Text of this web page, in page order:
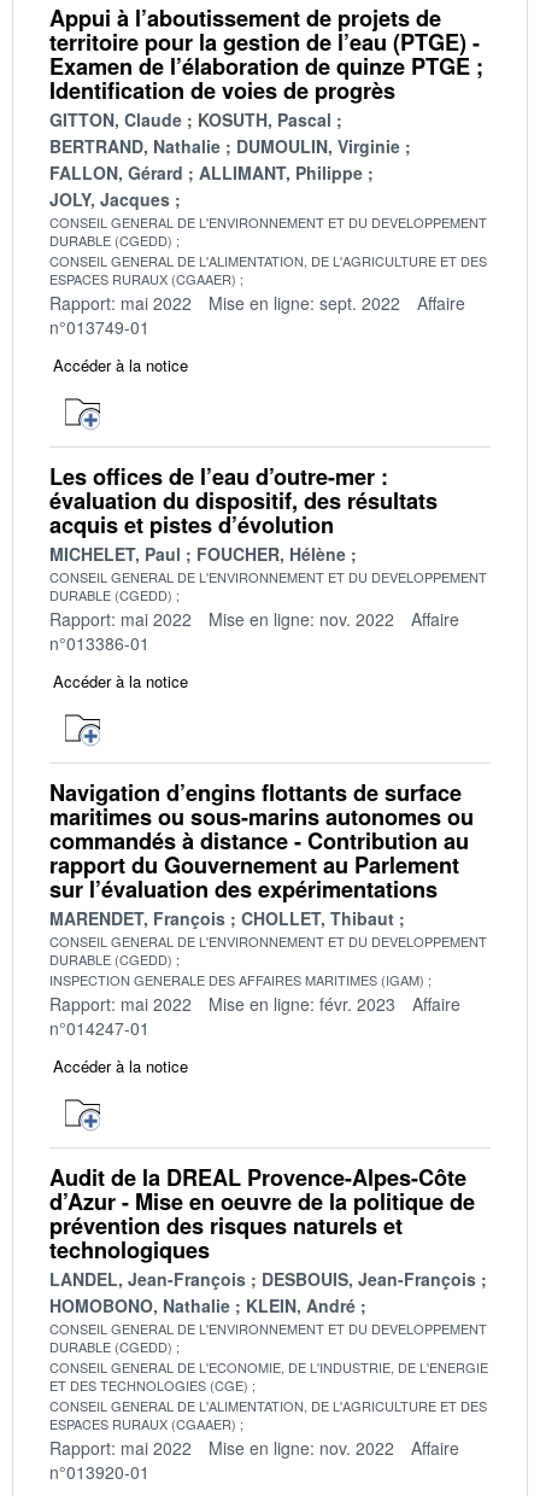
Appui à l’aboutissement de projets de
territoire pour la gestion de l’eau (PTGE) -
Examen de l’élaboration de quinze PTGE ;
Identification de voies de progrès
GITTON, Claude
KOSUTH, Pascal
BERTRAND, Nathalie
DUMOULIN, Virginie
FALLON, Gérard
ALLIMANT, Philippe
JOLY, Jacques
CONSEIL GENERAL DE L'ENVIRONNEMENT ET DU DEVELOPPEMENT
DURABLE (CGEDD)
CONSEIL GENERAL DE L'ALIMENTATION, DE L'AGRICULTURE ET DES
ESPACES RURAUX (CGAAER)
Rapport: mai 2022 Mise en ligne: sept. 2022
Affaire
n°013749-01
Accéder à la notice
Les offices de l’eau d’outre-mer :
évaluation du dispositif, des résultats
acquis et pistes d’évolution
MICHELET, Paul FOUCHER, Hélène
CONSEIL GENERAL DE L'ENVIRONNEMENT ET DU DEVELOPPEMENT
DURABLE (CGEDD)
Rapport: mai 2022 Mise en ligne: nov. 2022
Affaire
n°013386-01
Accéder à la notice
Navigation d’engins flottants de surface
maritimes ou sous-marins autonomes ou
commandés à distance - Contribution au
rapport du Gouvernement au Parlement
sur l’évaluation des expérimentations
MARENDET, François CHOLLET, Thibaut
CONSEIL GENERAL DE L'ENVIRONNEMENT ET DU DEVELOPPEMENT
DURABLE (CGEDD)
INSPECTION GENERALE DES AFFAIRES MARITIMES (IGAM)
Rapport: mai 2022 Mise en ligne: févr. 2023
Affaire
n°014247-01
Accéder à la notice
Audit de la DREAL Provence-Alpes-Côte
d’Azur - Mise en oeuvre de la politique de
prévention des risques naturels et
technologiques
LANDEL, Jean-François
DESBOUIS, Jean-François
HOMOBONO, Nathalie
KLEIN, André
CONSEIL GENERAL DE L'ENVIRONNEMENT ET DU DEVELOPPEMENT
DURABLE (CGEDD)
CONSEIL GENERAL DE L'ECONOMIE, DE L'INDUSTRIE, DE L'ENERGIE
ET DES TECHNOLOGIES (CGE)
CONSEIL GENERAL DE L'ALIMENTATION, DE L'AGRICULTURE ET DES
ESPACES RURAUX (CGAAER)
Rapport: mai 2022 Mise en ligne: nov. 2022
Affaire
n°013920-01